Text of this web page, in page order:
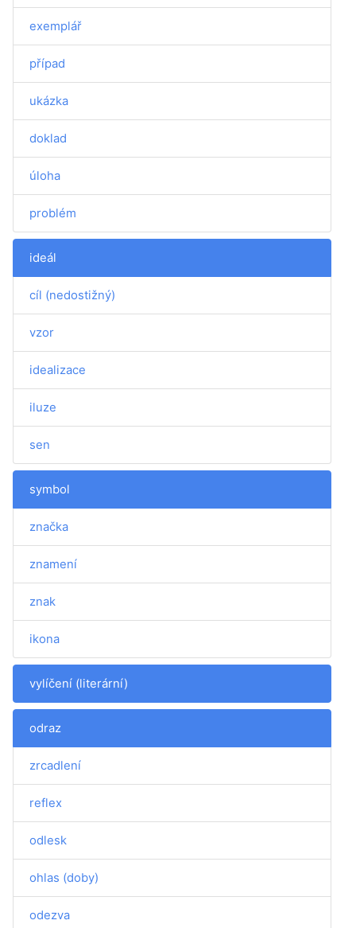
exemplář
případ
ukázka
doklad
úloha
problém
ideál
cíl (nedostižný)
vzor
idealizace
iluze
sen
symbol
značka
znamení
znak
ikona
vylíčení (literární)
odraz
zrcadlení
reflex
odlesk
ohlas (doby)
odezva